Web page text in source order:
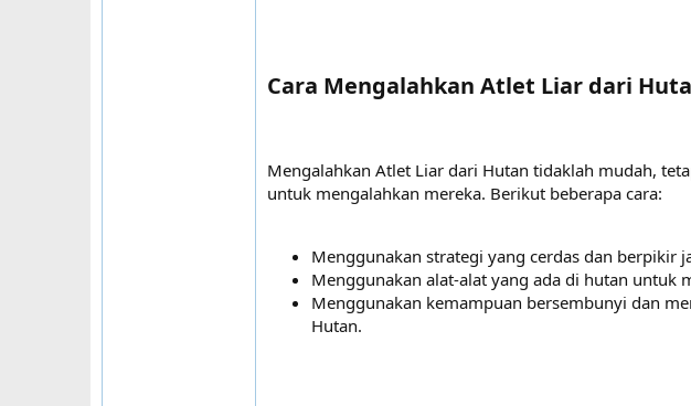
Cara Mengalahkan Atlet Liar dari
Mengalahkan Atlet Liar dari Hutan tidaklah mudah,
untuk mengalahkan mereka. Berikut beberapa cara:
Menggunakan strategi yang cerdas dan berpikir
Menggunakan alat-alat yang ada di hutan untuk
Menggunakan kemampuan bersembunyi dan
Hutan.